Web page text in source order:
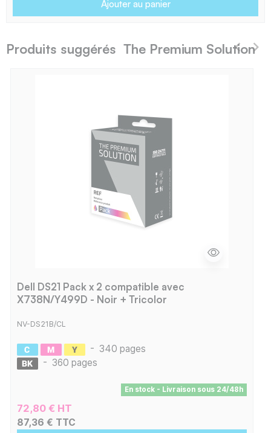
Ajouter au panier
Produits suggérés The Premium Solution
Dell DS21 Pack x 2 compatible avec
X738N/Y499D - Noir + Tricolor
NV-DS21B/CL
- 340 pages
- 360 pages
En stock - Livraison sous 24/48h
72,80 € HT
87,36 € TTC